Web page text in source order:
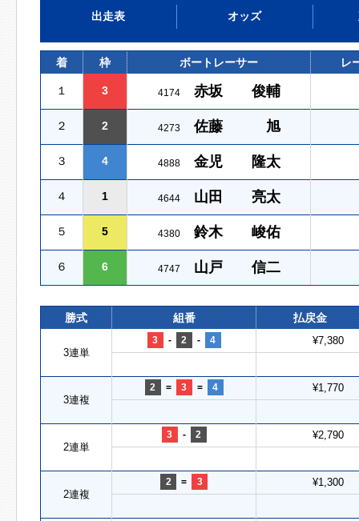
出走表 オッズ
着 枠 ボートレーサー レ
１ 3 4174 赤坂 俊輔
２ 2 4273 佐藤 旭
３ 4 4888 金児 隆太
４ 1 4644 山田 亮太
５ 5 4380 鈴木 峻佑
６ 6 4747 山戸 信二
勝式 組番 払戻金
3連単
3 - 2 - 4 ¥7,380
3連複
2 = 3 = 4 ¥1,770
2連単
3 - 2 ¥2,790
2連複
2 = 3 ¥1,300